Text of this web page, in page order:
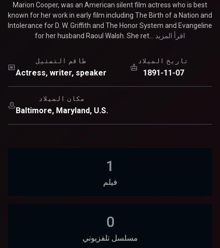
Marion Cooper, was an American silent film actress who is best
known for her work in early film including The Birth of a Nation and
Intolerance for D. W. Griffith and The Honor System and Evangeline
for her husband Raoul Walsh. She ret...
اقرأ المزيد
طاقم التمثيل
Actress, writer, speaker
تاريخ الميلاد
1891-11-07
مكان الميلاد
Baltimore, Maryland, U.S.
1
فيلم
0
مسلسل تلفزيوني